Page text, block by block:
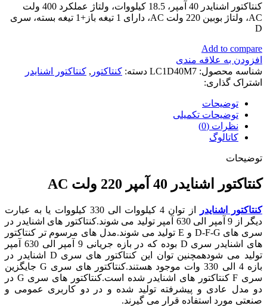
کنتاکتور اشنایدر 40 آمپر، 18.5 کیلووات، ولتاژ عملکرد 400 ولت
AC، ولتاژ بوبین 220 ولت AC، دارای 1 تیغه باز+1 تیغه بسته، سری
D
Add to compare
افزودن به علاقه مندی
شناسه محصول: LC1D40M7 دسته: کنتاکتور , کنتاکتور اشنایدر
اشتراک گذاری:
توضیحات
توضیحات تکمیلی
نظرات (0)
کاتالوگ
توضیحات
کنتاکتور اشنایدر 40 آمپر 220 ولت AC
کنتاکتور اشنایدر
از توان 4 کیلووات الی 330 کیلووات یا به عبارت
دیگر از 9 آمپر الی 630 آمپر تولید می شوند.کنتاکتور های اشنایدر در
سری های D-F-G و E تولید می شوند.مدل های مرسوم تر کنتاکتور
های اشنایدر سری D بوده که در بازه جریانی 9 آمپر الی 630 آمپر
تولید می شودهمچنین توان این کنتاکتور های سری D اشنایدر در
بازه 4 الی 330 وات موجود هستند
.
کنتاکتور های سری G جایگزین
سری F کنتاکتور های اشنایدر شده است.کنتاکتور های سری G در
دو مدل عادی و پیشرفته تولید شده و در دو کاربری عمومی و
صنعتی مورد استفاده قرار می گیرند.